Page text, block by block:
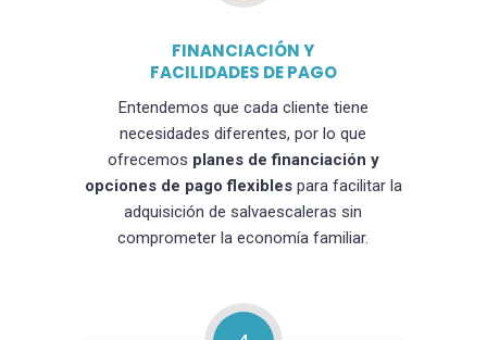
FINANCIACIÓN Y
FACILIDADES DE PAGO
Entendemos que cada cliente tiene
necesidades diferentes, por lo que
ofrecemos planes de financiación y
opciones de pago flexiblespara facilitar la
adquisición de salvaescaleras sin
comprometer la economía familiar.